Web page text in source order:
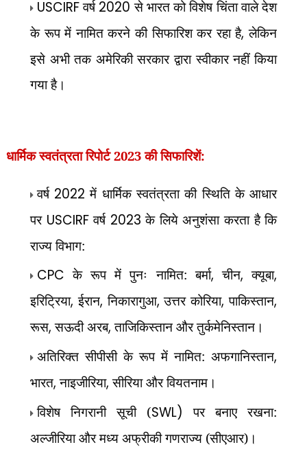
USCIRFवर्ष 2020 से भारत को विशेष चिंता वाले देश
के रूप में नामित करने की सिफारिश कर रहा है,लेकिन
इसे अभी तक अमेरिकी सरकार द्वारा स्वीकार नहीं किया
गया है।
धार्मिक स्वतंत्रता रिपोर्ट 2023की सिफारिशें:
वर्ष 2022 में धार्मिक स्वतंत्रता की स्थिति के आधार
पर USCIRFवर्ष 2023 के लिये अनुशंसा करता है कि
राज्य विभाग:
CPCके रूप में पुनः नामित: बर्मा,चीन,क्यूबा,
इरिट्रिया,ईरान,निकारागुआ,उत्तर कोरिया,पाकिस्तान,
रूस,सऊदी अरब,ताजिकिस्तान और तुर्कमेनिस्तान।
अतिरिक्त सीपीसी के रूप में नामित: अफगानिस्तान,
भारत,नाइजीरिया,सीरिया और वियतनाम।
विशेष निगरानी सूची (SWL)पर बनाए रखना:
अल्जीरिया और मध्य अफ्रीकी गणराज्य (सीएआर)।